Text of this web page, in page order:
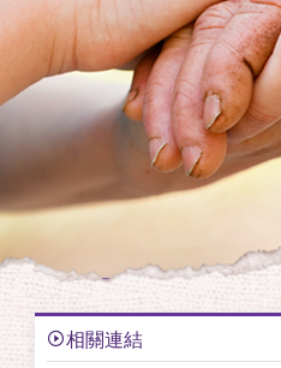
相關連結